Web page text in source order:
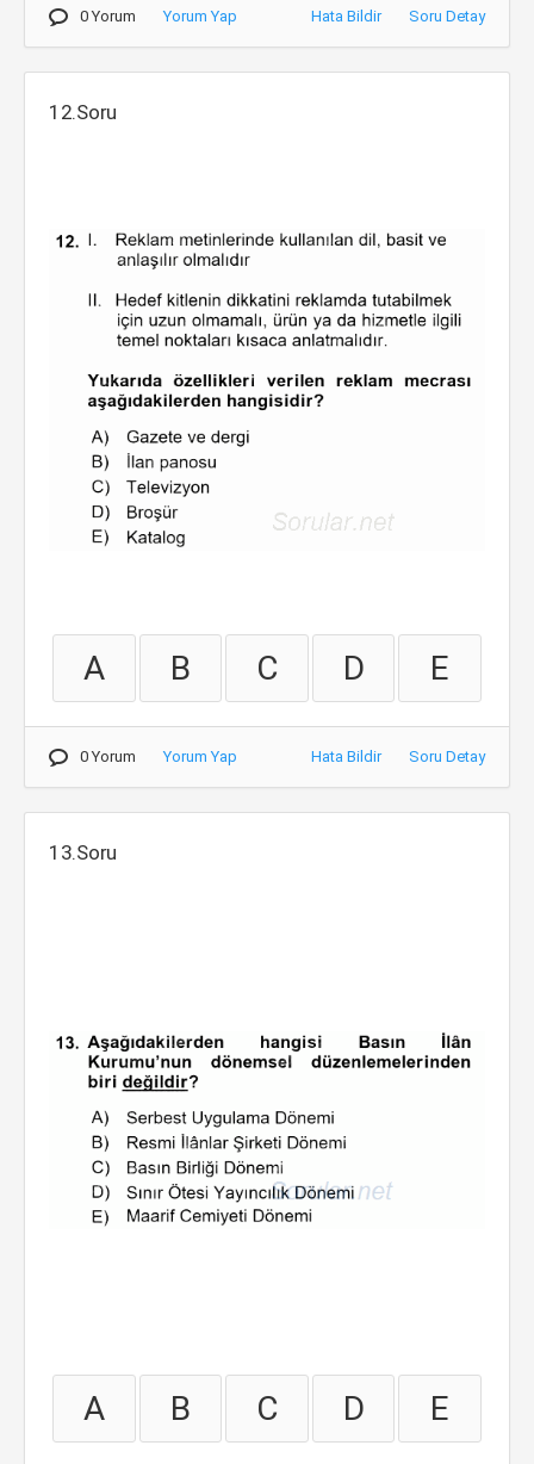
0 Yorum Yorum Yap Hata Bildir Soru Detay
12.Soru
A B C D E
0 Yorum Yorum Yap Hata Bildir Soru Detay
13.Soru
A B C D E